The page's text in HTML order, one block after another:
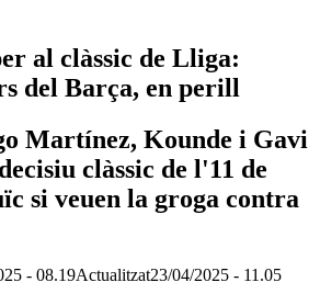
al clàssic de Lliga:
del Barça, en perill
Martínez, Kounde i Gavi
clàssic de l'11 de
si veuen la groga contra
- 08.19Actualitzat23/04/2025 - 11.05